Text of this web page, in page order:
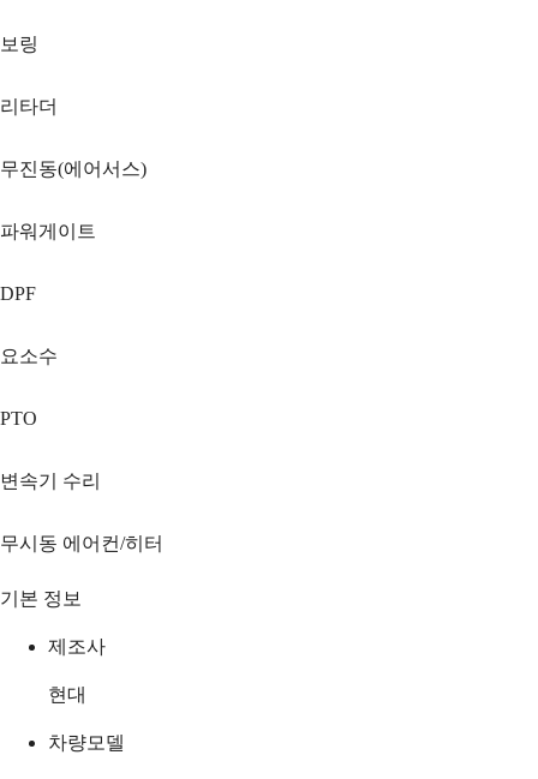
보링
리타더
무진동(에어서스)
파워게이트
DPF
요소수
PTO
변속기 수리
무시동 에어컨/히터
기본 정보
제조사
현대
차량모델